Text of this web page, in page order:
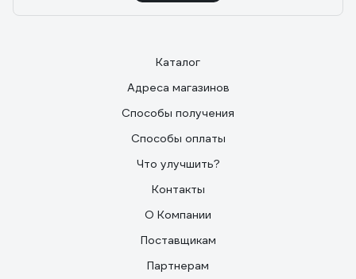
Каталог
Адреса магазинов
Способы получения
Способы оплаты
Что улучшить?
Контакты
О Компании
Поставщикам
Партнерам